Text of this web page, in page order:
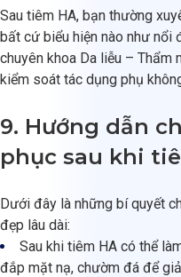
Sau tiêm HA, bạn thường
bất cứ biểu hiện nào như
chuyên khoa Da liễu –
kiểm soát tác dụng phụ
9. Hướng dẫn
phục sau khi
Dưới đây là những bí quyết
đẹp lâu dài:
Sau khi tiêm HA có thể
đắp mặt nạ, chườm đá để